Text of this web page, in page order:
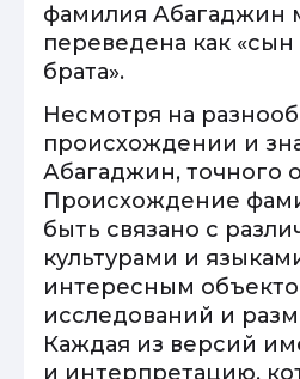
фамилия Абагаджин
переведена как
брата».
Несмотря на
происхождении и
Абагаджин, точного
Происхождение
быть связано с
культурами и
интересным
исследований и
Каждая из версий
и интерпретацию,